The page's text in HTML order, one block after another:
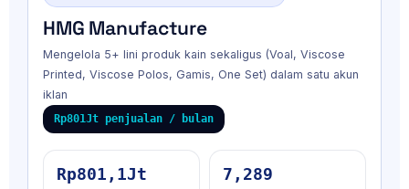
HMG Manufacture
Mengelola 5+ lini produk kain sekaligus (Voal, Viscose
Printed, Viscose Polos, Gamis, One Set) dalam satu akun
iklan
Rp801Jt penjualan / bulan
Rp801,1Jt 7,289